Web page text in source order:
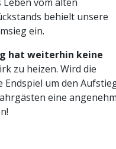
behielt unsere
ein.
hat weiterhin keine
zu heizen. Wird die
Endspiel um den
eine